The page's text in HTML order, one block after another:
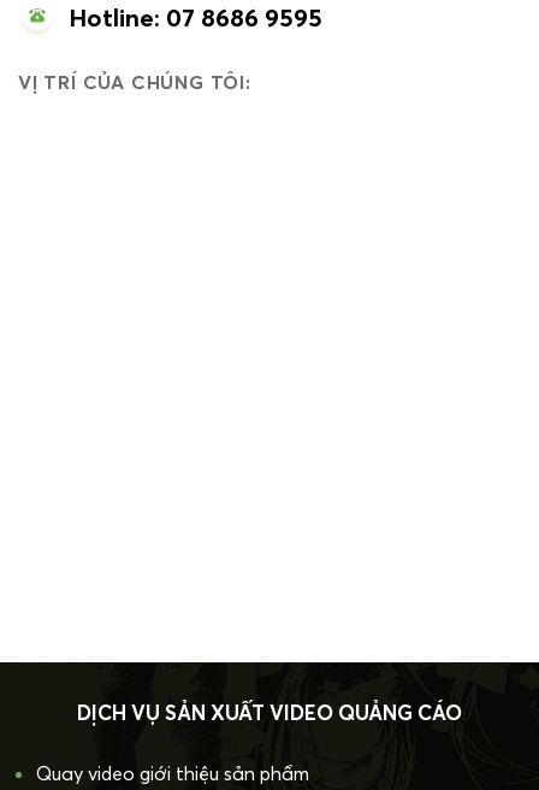
Hotline: 07 8686 9595
VỊ TRÍ CỦA CHÚNG TÔI:
DỊCH VỤ SẢN XUẤT VIDEO QUẢNG CÁO
Quay video giới thiệu sản phẩm